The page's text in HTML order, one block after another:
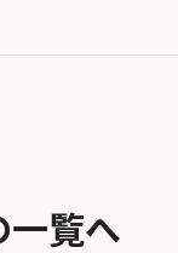
一覧へ